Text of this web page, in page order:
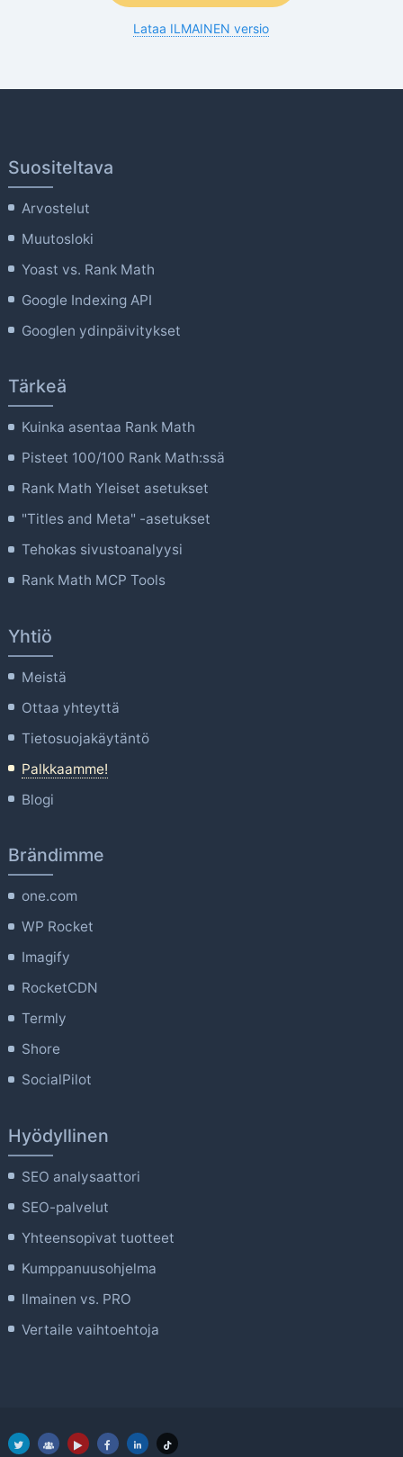
Lataa ILMAINEN versio
Suositeltava
Arvostelut
Muutosloki
Yoast vs. Rank Math
Google Indexing API
Googlen ydinpäivitykset
Tärkeä
Kuinka asentaa Rank Math
Pisteet 100/100 Rank Math:ssä
Rank Math Yleiset asetukset
"Titles and Meta" -asetukset
Tehokas sivustoanalyysi
Rank Math MCP Tools
Yhtiö
Meistä
Ottaa yhteyttä
Tietosuojakäytäntö
Palkkaamme!
Blogi
Brändimme
one.com
WP Rocket
Imagify
RocketCDN
Termly
Shore
SocialPilot
Hyödyllinen
SEO analysaattori
SEO-palvelut
Yhteensopivat tuotteet
Kumppanuusohjelma
Ilmainen vs. PRO
Vertaile vaihtoehtoja